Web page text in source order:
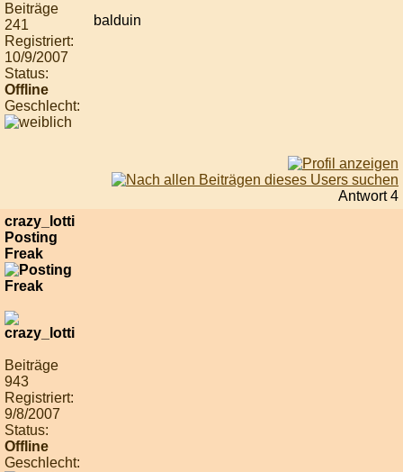
Beiträge
241
Registriert:
10/9/2007
Status:
Offline
Geschlecht:
balduin
Antwort 4
crazy_lotti
Posting
Freak
Beiträge
943
Registriert:
9/8/2007
Status:
Offline
Geschlecht: